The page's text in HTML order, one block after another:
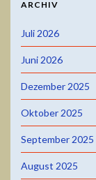
ARCHIV
Juli 2026
Juni 2026
Dezember 2025
Oktober 2025
September 2025
August 2025